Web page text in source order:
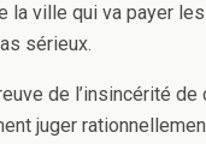
la ville qui va payer
sérieux.
de l’insincérité de
juger